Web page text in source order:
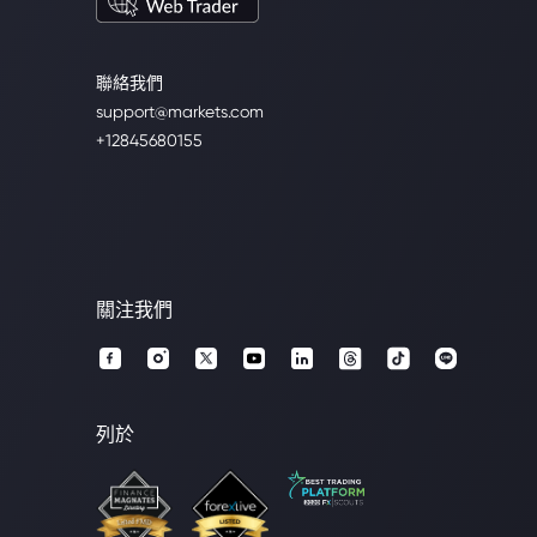
聯絡我們
support@markets.com
+12845680155
關注我們
列於